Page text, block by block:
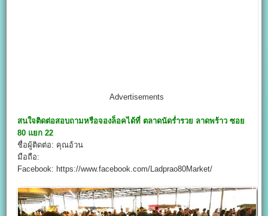
Advertisements
สนใจติดต่อสอบถามหรือจองล็อคได้ที่ ตลาดนัดร่ำรวย ลาดพร้าว ซอย
80 แยก 22
ชื่อผู้ติดต่อ: คุณอ้วน
มือถือ:
Facebook: https://www.facebook.com/Ladprao80Market/